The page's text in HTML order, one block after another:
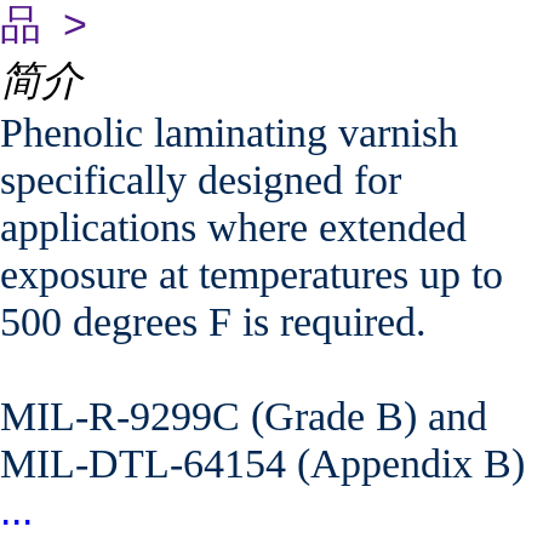
品 >
简介
Phenolic laminating varnish
specifically designed for
applications where extended
exposure at temperatures up to
500 degrees F is required.
MIL-R-9299C (Grade B) and
MIL-DTL-64154 (Appendix B)
...